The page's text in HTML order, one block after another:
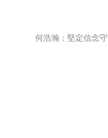
何浩瀚：堅定信念